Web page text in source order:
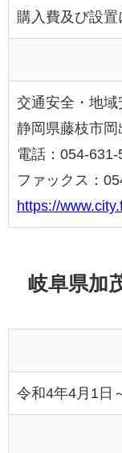
購入費及び設
交通安全・地域
静岡県藤枝市
電話：054-631-
ファックス：
https://
岐阜県加
令和4年4月1日